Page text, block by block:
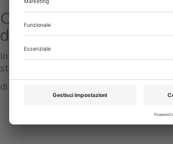
Campo magnetico e
di un recente studio
In implantologia uno dei fattori chiave
stabilità primaria dell’impianto. Esiste
di